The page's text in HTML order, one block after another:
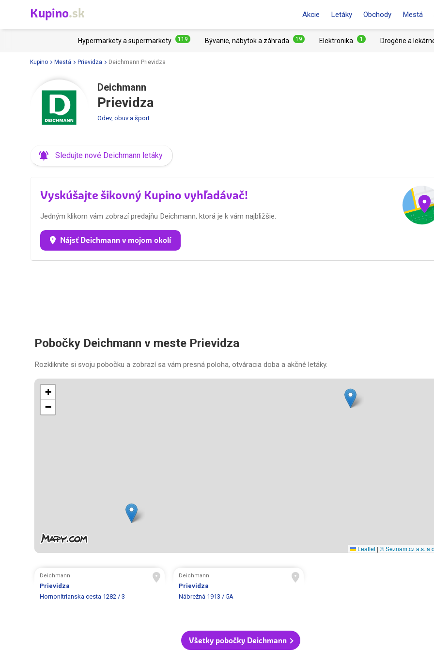
Kupino.sk Akcie Letáky Obchody Mestá
Hypermarkety a supermarkety 119 Bývanie, nábytok a záhrada 19 Elektronika 1 Drogérie a
Kupino Mestá Prievidza Deichmann Prievidza
Deichmann
Prievidza
Odev, obuv a šport
Sledujte nové Deichmann letáky
Vyskúšajte šikovný Kupino vyhľadávač!
Jedným klikom vám zobrazí predajňu Deichmann, ktorá je k vám najbližšie.
Nájsť Deichmann v mojom okolí
Pobočky Deichmann v meste Prievidza
Rozkliknite si svoju pobočku a zobrazí sa vám presná poloha, otváracia doba a akčné letáky.
+
−
Leaflet | © Seznam.cz a.s. a
Deichmann
Prievidza
Hornonitrianska cesta 1282 / 3
Deichmann
Prievidza
Nábrežná 1913 / 5A
Všetky pobočky Deichmann